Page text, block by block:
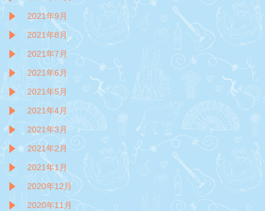
2021年9月
2021年8月
2021年7月
2021年6月
2021年5月
2021年4月
2021年3月
2021年2月
2021年1月
2020年12月
2020年11月